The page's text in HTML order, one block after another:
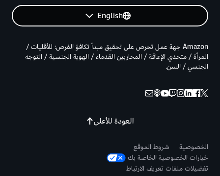
English
العودة للأعلى
Amazon جهة عمل تحرص على تحقيق مبدأ تكافؤ الفرص: للأقليات /
المرأة / متحدي الإعاقة / المحاربين القدماء / الهوية الجنسية / التوجه
الجنسي / السن.
الخصوصية
شروط الموقع
خيارات الخصوصية الخاصة بك
تفضيلات ملفات تعريف الارتباط